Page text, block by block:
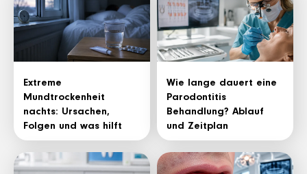
Extreme
Mundtrockenheit
nachts: Ursachen,
Folgen und was hilft
Wie lange dauert eine
Parodontitis
Behandlung? Ablauf
und Zeitplan